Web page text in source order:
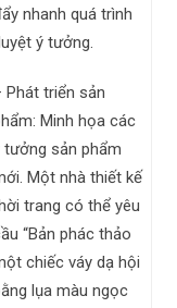
nhanh quá trình
ý tưởng.
Phát triển sản
Minh họa các
tưởng sản phẩm
Một nhà thiết kế
trang có thể yêu
“Bản phác thảo
chiếc váy dạ hội
lụa màu ngọc